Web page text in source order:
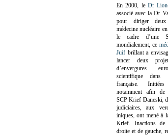
En 2000, le Dr
associé avec la Dr
pour diriger
médecine nucléaire
le cadre d’une
mondialement, ce
Juif brillant a
lancer deux
d’envergures
scientifique dans
française.
notamment afin de
SCP Krief Daneski,
judiciaires, aux
iniques, ont mené à
Krief. Inactions
droite et de gauche,